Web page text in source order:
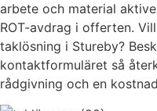
arbete och material
ROT-avdrag i offerten.
taklösning i Stureby?
kontaktformuläret så
rådgivning och en